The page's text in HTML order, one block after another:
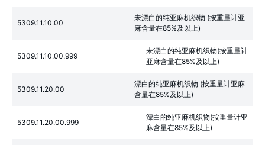
5309.11.10.00
未漂白的纯亚麻机织物 (按重量计亚
麻含量在85%及以上)
5309.11.10.00.999
未漂白的纯亚麻机织物(按重量计
亚麻含量在85%及以上)
5309.11.20.00
漂白的纯亚麻机织物 (按重量计亚麻
含量在85%及以上)
5309.11.20.00.999
漂白的纯亚麻机织物(按重量计亚
麻含量在85%及以上)